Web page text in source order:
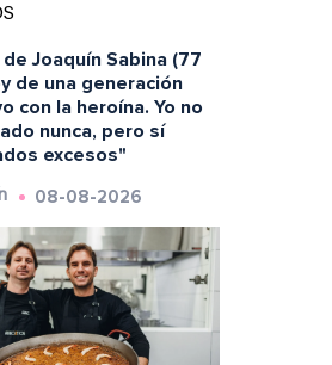
Joaquín Sabina (77
de una generación
con la heroína. Yo no
nunca, pero sí
excesos"
08-08-2026